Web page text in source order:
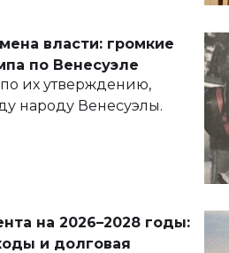
власти: громкие
по Венесуэле
их утверждению,
народу Венесуэлы.
на 2026–2028 годы:
и долговая